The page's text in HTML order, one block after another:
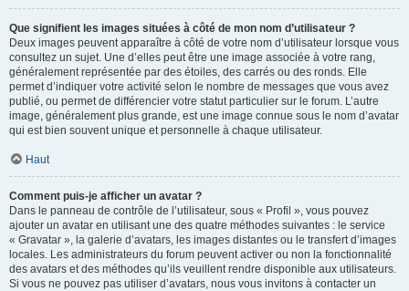
Que signifient les images situées à côté de mon nom d’utilisateur ?
Deux images peuvent apparaître à côté de votre nom d’utilisateur lorsque vous
consultez un sujet. Une d’elles peut être une image associée à votre rang,
généralement représentée par des étoiles, des carrés ou des ronds. Elle
permet d’indiquer votre activité selon le nombre de messages que vous avez
publié, ou permet de différencier votre statut particulier sur le forum. L’autre
image, généralement plus grande, est une image connue sous le nom d’avatar
qui est bien souvent unique et personnelle à chaque utilisateur.
Haut
Comment puis-je afficher un avatar ?
Dans le panneau de contrôle de l’utilisateur, sous « Profil », vous pouvez
ajouter un avatar en utilisant une des quatre méthodes suivantes : le service
« Gravatar », la galerie d’avatars, les images distantes ou le transfert d’images
locales. Les administrateurs du forum peuvent activer ou non la fonctionnalité
des avatars et des méthodes qu’ils veuillent rendre disponible aux utilisateurs.
Si vous ne pouvez pas utiliser d’avatars, nous vous invitons à contacter un